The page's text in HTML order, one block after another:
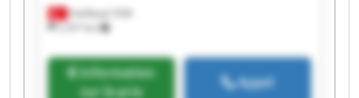
Halilbeyli OSB
2 257 km
Information
sur le prix
Appel